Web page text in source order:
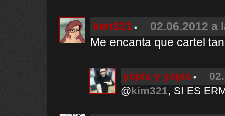
kim321
02.06.2012 a
Me encanta que cartel
yopis y yopis
@kim321, SI ES